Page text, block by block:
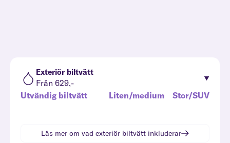
Exteriör biltvätt
Från 629,-
Utvändig biltvätt
Liten/medium Stor/SUV
Läs mer om vad exteriör biltvätt inkluderar